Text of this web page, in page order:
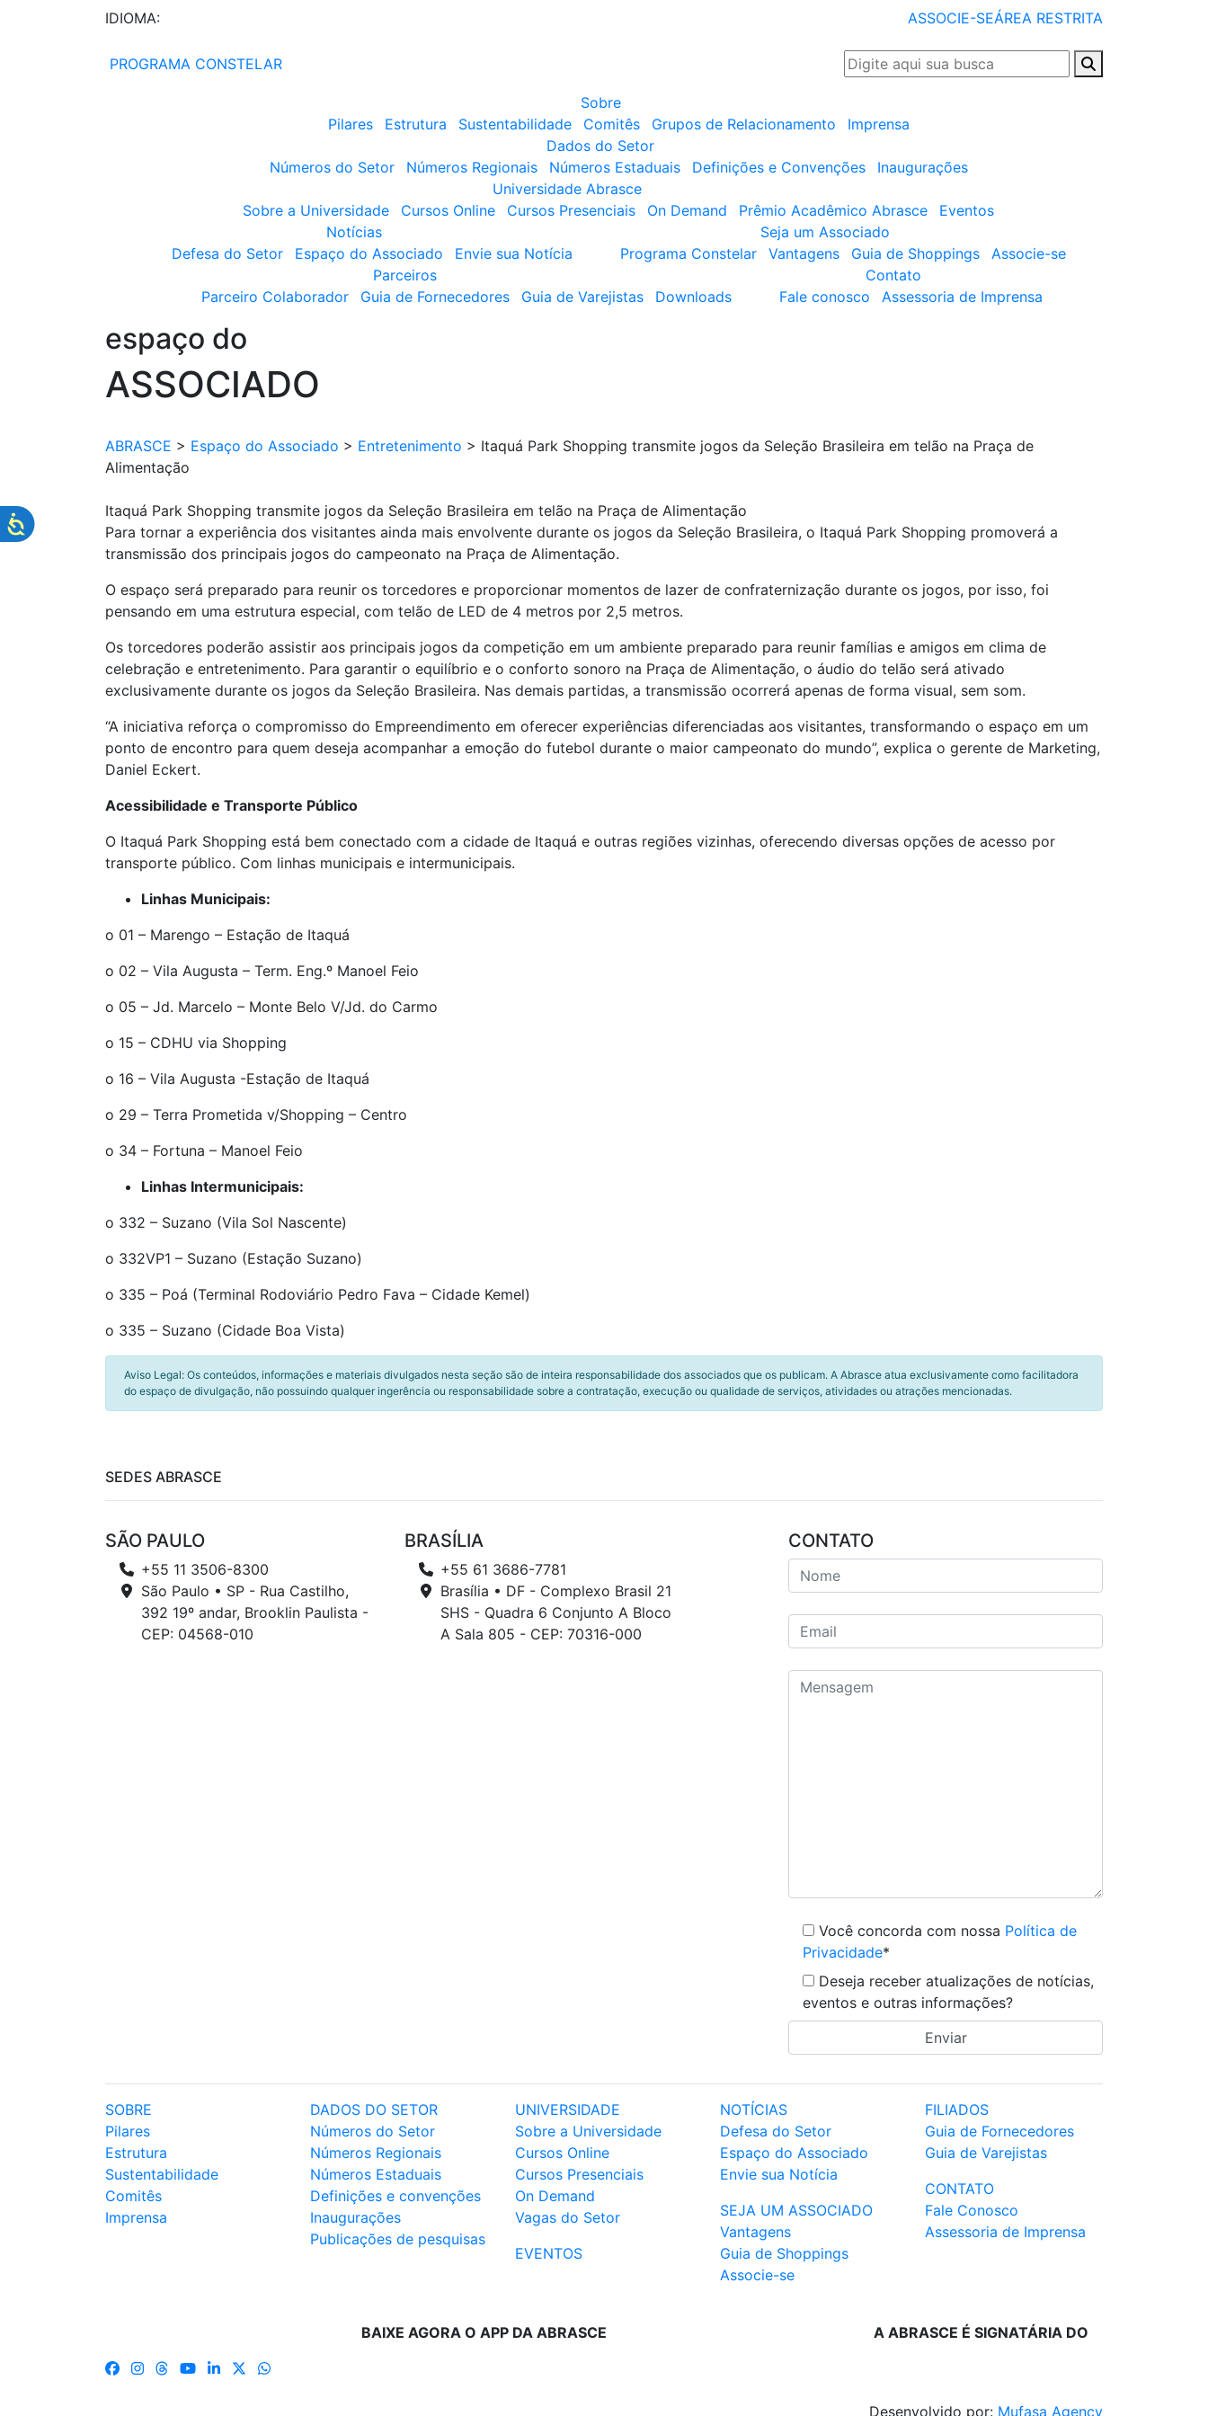
IDIOMA: ASSOCIE-SEÁREA RESTRITA
PROGRAMA CONSTELAR
Sobre
Pilares
Estrutura Sustentabilidade Comitês Grupos de Relacionamento
Imprensa
Dados do Setor
Números do Setor
Números Regionais Números Estaduais Definições e Convenções
Inaugurações
Universidade Abrasce
Sobre a Universidade
Cursos Online Cursos Presenciais On Demand Prêmio Acadêmico Abrasce
Eventos
Notícias
Defesa do Setor
Espaço do Associado Envie sua Notícia
Seja um Associado
Programa Constelar
Vantagens Guia de Shoppings
Associe-se
Parceiros
Parceiro Colaborador
Guia de Fornecedores Guia de Varejistas Downloads
Contato
Fale conosco
Assessoria de Imprensa
espaço do
ASSOCIADO
ABRASCE > Espaço do Associado > Entretenimento > Itaquá Park Shopping transmite jogos da Seleção Brasileira em telão na Praça de
Alimentação
Itaquá Park Shopping transmite jogos da Seleção Brasileira em telão na Praça de Alimentação
Para tornar a experiência dos visitantes ainda mais envolvente durante os jogos da Seleção Brasileira, o Itaquá Park Shopping promoverá a
transmissão dos principais jogos do campeonato na Praça de Alimentação.
O espaço será preparado para reunir os torcedores e proporcionar momentos de lazer de confraternização durante os jogos, por isso, foi
pensando em uma estrutura especial, com telão de LED de 4 metros por 2,5 metros.
Os torcedores poderão assistir aos principais jogos da competição em um ambiente preparado para reunir famílias e amigos em clima de
celebração e entretenimento. Para garantir o equilíbrio e o conforto sonoro na Praça de Alimentação, o áudio do telão será ativado
exclusivamente durante os jogos da Seleção Brasileira. Nas demais partidas, a transmissão ocorrerá apenas de forma visual, sem som.
“A iniciativa reforça o compromisso do Empreendimento em oferecer experiências diferenciadas aos visitantes, transformando o espaço em um
ponto de encontro para quem deseja acompanhar a emoção do futebol durante o maior campeonato do mundo”, explica o gerente de Marketing,
Daniel Eckert.
Acessibilidade e Transporte Público
O Itaquá Park Shopping está bem conectado com a cidade de Itaquá e outras regiões vizinhas, oferecendo diversas opções de acesso por
transporte público. Com linhas municipais e intermunicipais.
Linhas Municipais:
o 01 – Marengo – Estação de Itaquá
o 02 – Vila Augusta – Term. Eng.º Manoel Feio
o 05 – Jd. Marcelo – Monte Belo V/Jd. do Carmo
o 15 – CDHU via Shopping
o 16 – Vila Augusta -Estação de Itaquá
o 29 – Terra Prometida v/Shopping – Centro
o 34 – Fortuna – Manoel Feio
Linhas Intermunicipais:
o 332 – Suzano (Vila Sol Nascente)
o 332VP1 – Suzano (Estação Suzano)
o 335 – Poá (Terminal Rodoviário Pedro Fava – Cidade Kemel)
o 335 – Suzano (Cidade Boa Vista)
Aviso Legal: Os conteúdos, informações e materiais divulgados nesta seção são de inteira responsabilidade dos associados que os publicam. A Abrasce atua exclusivamente como facilitadora
do espaço de divulgação, não possuindo qualquer ingerência ou responsabilidade sobre a contratação, execução ou qualidade de serviços, atividades ou atrações mencionadas.
SEDES ABRASCE
SÃO PAULO
+55 11 3506-8300
São Paulo • SP - Rua Castilho,
392 19º andar, Brooklin Paulista -
CEP: 04568-010
BRASÍLIA
+55 61 3686-7781
Brasília • DF - Complexo Brasil 21
SHS - Quadra 6 Conjunto A Bloco
A Sala 805 - CEP: 70316-000
CONTATO
Você concorda com nossa Política de
Privacidade*
Deseja receber atualizações de notícias,
eventos e outras informações?
SOBRE
Pilares
Estrutura
Sustentabilidade
Comitês
Imprensa
DADOS DO SETOR
Números do Setor
Números Regionais
Números Estaduais
Definições e convenções
Inaugurações
Publicações de pesquisas
UNIVERSIDADE
Sobre a Universidade
Cursos Online
Cursos Presenciais
On Demand
Vagas do Setor
EVENTOS
NOTÍCIAS
Defesa do Setor
Espaço do Associado
Envie sua Notícia
SEJA UM ASSOCIADO
Vantagens
Guia de Shoppings
Associe-se
FILIADOS
Guia de Fornecedores
Guia de Varejistas
CONTATO
Fale Conosco
Assessoria de Imprensa
BAIXE AGORA O APP DA ABRASCE A ABRASCE É SIGNATÁRIA DO
Desenvolvido por: Mufasa Agency